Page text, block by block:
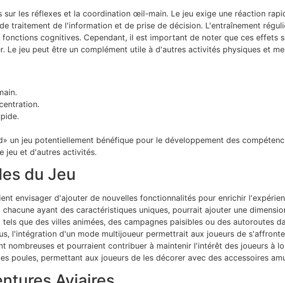
les réflexes et la coordination œil-main. Le jeu exige une réaction
traitement de l'information et de prise de décision. L'entraînement
fonctions cognitives. Cependant, il est important de noter que ces effets
Le jeu peut être un complément utile à d'autres activités physiques et
un jeu potentiellement bénéfique pour le développement des
jeu et d'autres activités.
du Jeu
envisager d'ajouter de nouvelles fonctionnalités pour enrichir
ayant des caractéristiques uniques, pourrait ajouter une
que des villes animées, des campagnes paisibles ou des autoroutes
l'intégration d'un mode multijoueur permettrait aux joueurs de
nombreuses et pourraient contribuer à maintenir l'intérêt des joueurs à
poules, permettant aux joueurs de les décorer avec des accessoires